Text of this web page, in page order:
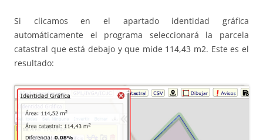
Si clicamos en el apartado identidad gráfica
automáticamente el programa seleccionará la parcela
catastral que está debajo y que mide 114,43 m2. Este es el
resultado: